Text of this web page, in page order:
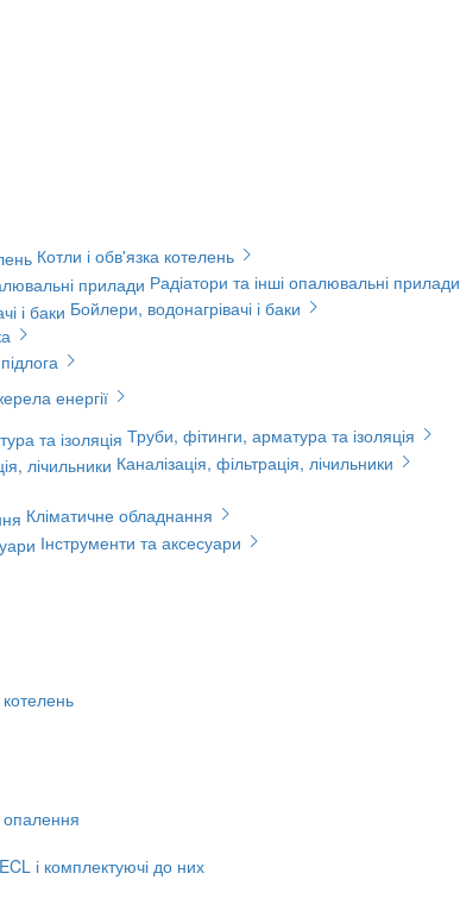
Котли і обв'язка котелень
Радіатори та інші опалювальні прилади
Бойлери, водонагрівачі і баки
енергії
Труби, фітинги, арматура та ізоляція
Каналізація, фільтрація, лічильники
Кліматичне обладнання
Інструменти та аксесуари
і комплектуючі до них